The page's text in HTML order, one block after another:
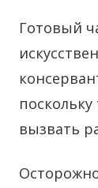
Готовый
вызвать